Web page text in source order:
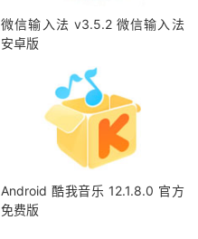
微信输入法 v3.5.2 微信输入法
安卓版
Android 酷我音乐 12.1.8.0 官方
免费版